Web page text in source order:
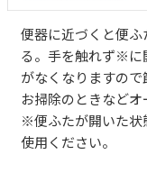
便器に近づくと便
る。手を触れず※に
がなくなりますので
お掃除のときなどオ
※便ふたが開いた状
使用ください。